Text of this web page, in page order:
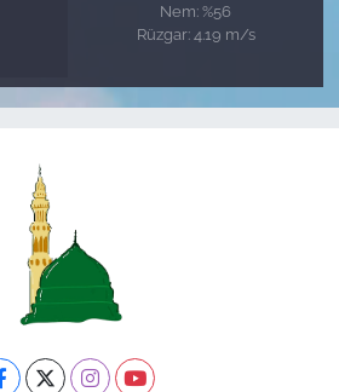
Nem: %56
Rüzgar: 4.19 m/s